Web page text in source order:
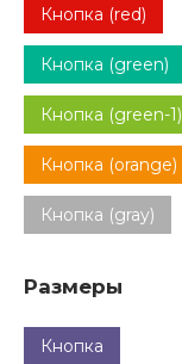
Кнопка (red)
Кнопка (green)
Кнопка (green-1)
Кнопка (orange)
Кнопка (gray)
Размеры
Кнопка